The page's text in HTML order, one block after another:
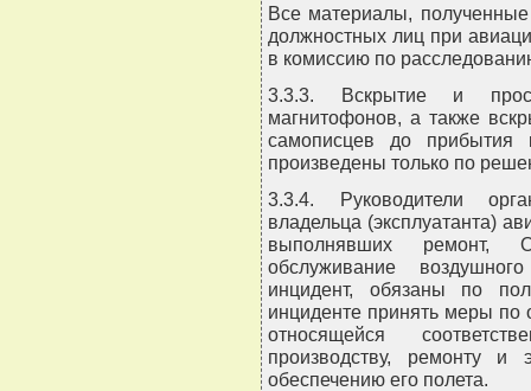
Все материалы, полученные
должностных лиц при
в комиссию по
3.3.3. Вскрытие и
магнитофонов, а также
самописцев до прибытия
произведены только по
3.3.4. Руководители
владельца (эксплуатанта)
выполнявших ремонт,
обслуживание
инцидент, обязаны по
инциденте принять меры по
относящейся
производству, ремонту и
обеспечению его полета.